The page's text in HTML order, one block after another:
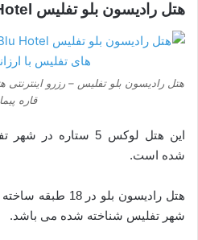
هتل رادیسون بلو تفلیس Radisson Blu Hotel
هتل رادیسون بلو تفلیس – رزرو
قاره پیما
این هتل لوکس 5
شده است.
شهر تفلیس شناخته شده می باشد.